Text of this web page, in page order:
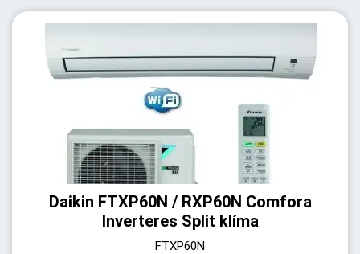
Daikin FTXP60N / RXP60N Comfora
Inverteres Split klíma
FTXP60N